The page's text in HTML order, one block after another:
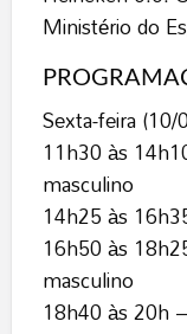
Ministério do
Sexta-feira (10/
11h30 às
masculino
14h25 às
16h50 às
masculino
18h40 às 20h